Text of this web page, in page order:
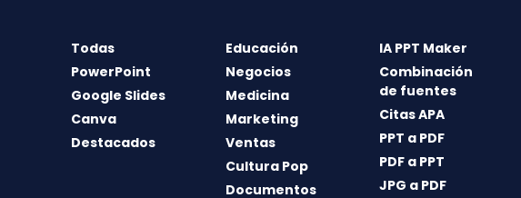
Todas
PowerPoint
Google Slides
Canva
Destacados
Educación
Negocios
Medicina
Marketing
Ventas
Cultura Pop
Documentos
IA PPT Maker
Combinación
de fuentes
Citas APA
PPT a PDF
PDF a PPT
JPG a PDF